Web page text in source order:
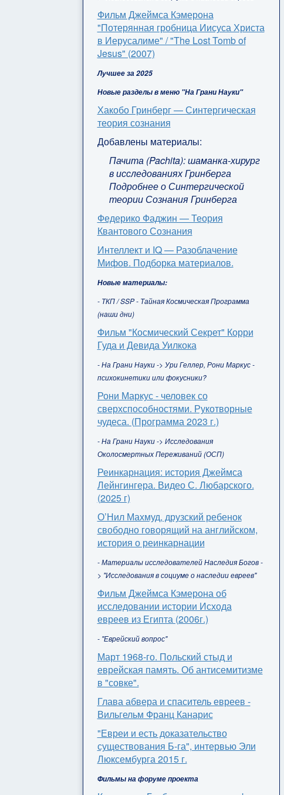
Фильм Джеймса Кэмерона
"Потерянная гробница Иисуса Христа
в Иерусалиме" / "The Lost Tomb of
Jesus" (2007)
Лучшее за 2025
Новые разделы в меню "На Грани Науки"
Хакобо Гринберг — Синтергическая
теория сознания
Добавлены материалы:
Пачита (Pachita): шаманка-хирург
в исследованиях Гринберга
Подробнее о Синтергической
теории Сознания Гринберга
Федерико Фаджин — Теория
Квантового Сознания
Интеллект и IQ — Разоблачение
Мифов. Подборка материалов.
Новые материалы:
- ТКП / SSP - Тайная Космическая Программа
(наши дни)
Фильм "Космический Секрет" Корри
Гуда и Девида Уилкока
- На Грани Науки -> Ури Геллер, Рони Маркус -
психокинетики или фокусники?
Рони Маркус - человек со
сверхспособностями. Рукотворные
чудеса. (Программа 2023 г.)
- На Грани Науки -> Исследования
Околосмертных Переживаний (ОСП)
Реинкарнация: история Джеймса
Лейнгингера. Видео С. Любарского.
(2025 г)
О’Нил Махмуд, друзский ребенок
свободно говорящий на английском,
история о реинкарнации
- Материалы исследователей Наследия Богов -
> "Исследования в социуме о наследии евреев"
Фильм Джеймса Кэмерона об
исследовании истории Исхода
евреев из Египта (2006г.)
- "Еврейский вопрос"
Март 1968-го. Польский стыд и
еврейская память. Об антисемитизме
в "совке".
Глава абвера и спаситель евреев -
Вильгельм Франц Канарис
"Евреи и есть доказательство
существования Б-га", интервью Эли
Люксембурга 2015 г.
Фильмы на форуме проекта